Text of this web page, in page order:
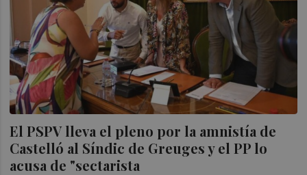
El PSPV lleva el pleno por la amnistía de
Castelló al Síndic de Greuges y el PP lo
acusa de "sectarista